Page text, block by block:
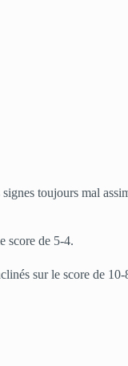
toujours mal
score de 5-4.
sur le score de 10-